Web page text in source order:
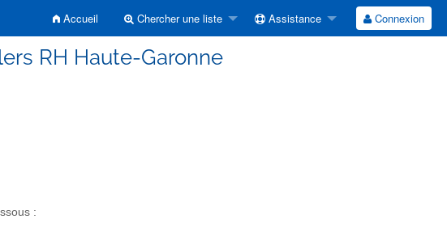
Accueil Chercher une liste Assistance Connexion
RH Haute-Garonne
: